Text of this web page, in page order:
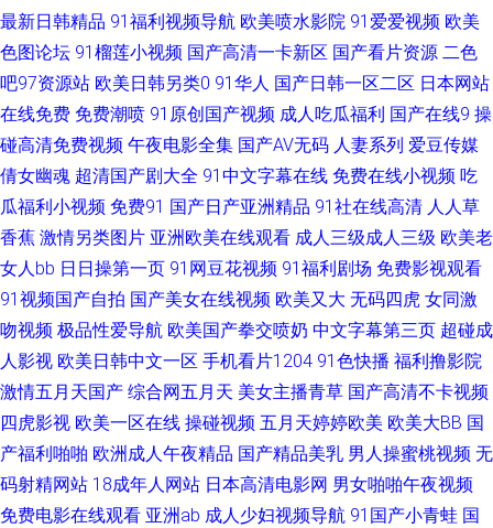
品在这里 豆花社区吃瓜 大香蕉青草网 另类综合19p 亚洲国产二区 91唐伯虎
精品在线视频 日屄视频国产 伊人婷婷大香蕉 av方导航福利 福利导航偷拍亚
洲 精品久久区 欧美另类色图 日韩内地国产人成 91情趣视频 成人色网AV 久
久大香蕉 人人操超碰在线 午夜晚间福利 91黑丝后入 白丝自慰足交 国产精品
国产自产 久久五月天视频 人妖伪娘免费 伊人成人在线 wwwcom黄 国产人妖
ts 蜜桃精品一区二区 日韩在线A电影 亚洲无码不卡 91熟女蝌蚪视频 超碰老
司机 国产午夜诱惑 人人肏人人肏 91传媒官网 福利导航老司机 玖玖爽A 天堂
在线97 91黄色下载 操逼网站97 狠狠插资源网 欧美粗大视频 深夜AV网 阿v
网站 91在线视频福利 欧美性爱第五页 亚洲涩涩爱 AVTT色图 国产成人东方
最新日韩精品 91福利视频导航 欧美喷水影院 91爱爱视频 欧美
色图论坛 91榴莲小视频 国产高清一卡新区 国产看片资源 二色
吧97资源站 欧美日韩另类0 91华人 国产日韩一区二区 日本网站
在线免费 免费潮喷 91原创国产视频 成人吃瓜福利 国产在线9 操
碰高清免费视频 午夜电影全集 国产AV无码 人妻系列 爱豆传媒
倩女幽魂 超清国产剧大全 91中文字幕在线 免费在线小视频 吃
瓜福利小视频 免费91 国产日产亚洲精品 91社在线高清 人人草
香蕉 激情另类图片 亚洲欧美在线观看 成人三级成人三级 欧美老
女人bb 日日操第一页 91网豆花视频 91福利剧场 免费影视观看
91视频国产自拍 国产美女在线视频 欧美又大 无码四虎 女同激
吻视频 极品性爱导航 欧美国产拳交喷奶 中文字幕第三页 超碰成
人影视 欧美日韩中文一区 手机看片1204 91色快播 福利撸影院
激情五月天国产 综合网五月天 美女主播青草 国产高清不卡视频
四虎影视 欧美一区在线 操碰视频 五月天婷婷欧美 欧美大BB 国
产福利啪啪 欧洲成人午夜精品 国产精品美乳 男人操蜜桃视频 无
码射精网站 18成年人网站 日本高清电影网 男女啪啪午夜视频
免费电影在线观看 亚洲ab 成人少妇视频导航 91国产小青蛙 国